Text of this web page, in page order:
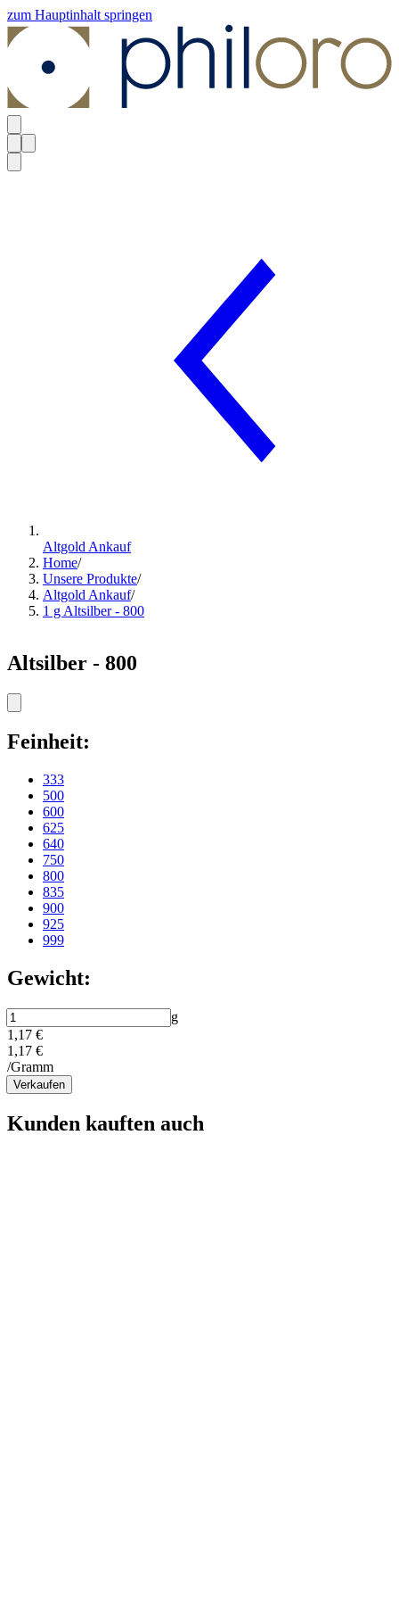
zum Hauptinhalt springen
Altgold Ankauf
Home/
Unsere Produkte/
Altgold Ankauf/
1 g Altsilber - 800
Altsilber - 800
Feinheit:
333
500
600
625
640
750
800
835
900
925
999
Gewicht:
g
1,17 €
1,17 €
/Gramm
Verkaufen
Kunden kauften auch